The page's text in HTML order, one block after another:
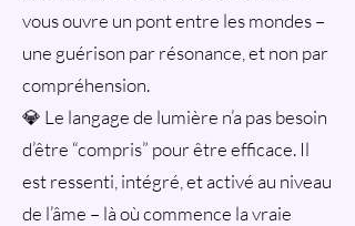
vous ouvre un pont entre les mondes –
une guérison par résonance, et non par
compréhension.
💎 Le langage de lumière n’a pas besoin
d’être “compris” pour être efficace. Il
est ressenti, intégré, et activé au niveau
de l’âme – là où commence la vraie